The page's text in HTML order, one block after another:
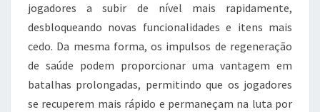
jogadores a subir de nível mais rapidamente,
desbloqueando novas funcionalidades e itens mais
cedo. Da mesma forma, os impulsos de regeneração
de saúde podem proporcionar uma vantagem em
batalhas prolongadas, permitindo que os jogadores
se recuperem mais rápido e permaneçam na luta por